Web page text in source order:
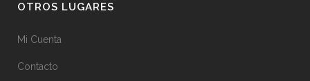
OTROS LUGARES
Mi Cuenta
Contacto